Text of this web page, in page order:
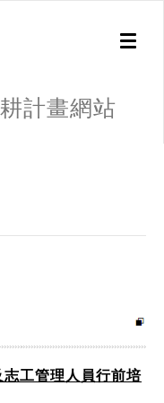
Toggle
計畫網站
工管理人員行前培